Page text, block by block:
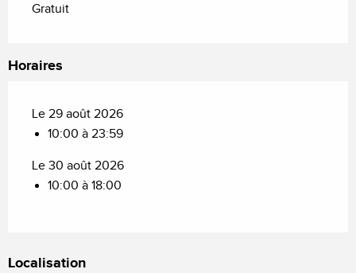
Gratuit
Horaires
Le 29 août 2026
10:00 à 23:59
Le 30 août 2026
10:00 à 18:00
Localisation